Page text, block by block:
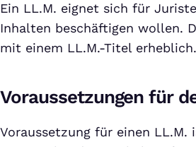
Ein LL.M. eignet sich für
Inhalten beschäftigen wollen.
mit einem LL.M.-Titel erheblich.
Voraussetzungen für
Voraussetzung für einen LL.M.